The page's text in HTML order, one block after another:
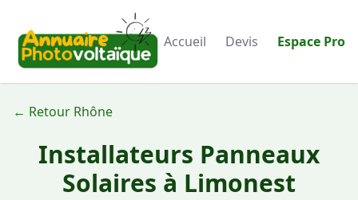
Accueil Devis Espace Pro
← Retour Rhône
Installateurs Panneaux
Solaires à Limonest